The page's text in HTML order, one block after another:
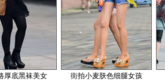
厚底黑袜美女 街拍小麦肤色细腿女孩